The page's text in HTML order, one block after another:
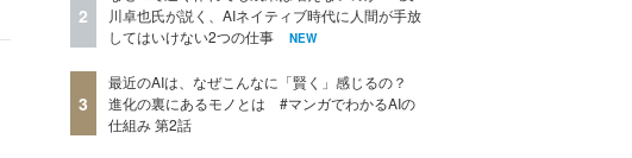
2
川卓也氏が説く、AIネイティブ時代に人間が手放
してはいけない2つの仕事
NEW
3
最近のAIは、なぜこんなに「賢く」感じるの？
進化の裏にあるモノとは #マンガでわかるAIの
仕組み 第2話